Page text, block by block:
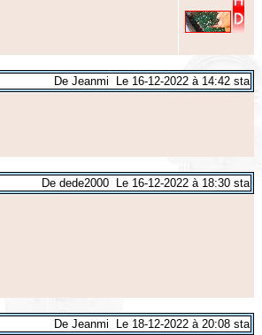
De Jeanmi Le 16-12-2022 à 14:42 sta
De dede2000 Le 16-12-2022 à 18:30 sta
De Jeanmi Le 18-12-2022 à 20:08 sta